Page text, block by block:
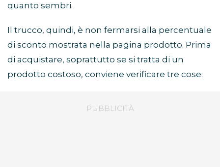
quanto sembri.
Il trucco, quindi, è non fermarsi alla percentuale
di sconto mostrata nella pagina prodotto. Prima
di acquistare, soprattutto se si tratta di un
prodotto costoso, conviene verificare tre cose: